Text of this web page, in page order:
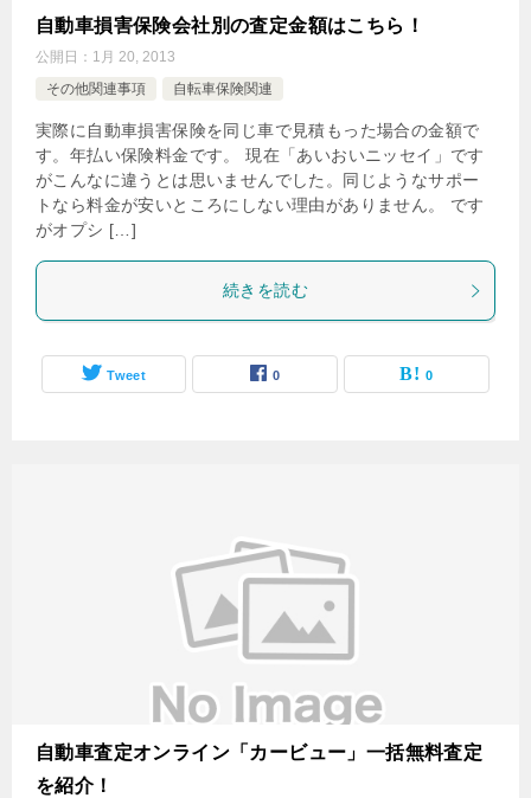
自動車損害保険会社別の査定金額はこちら！
公開日： 1月 20, 2013
その他関連事項
自転車保険関連
実際に自動車損害保険を同じ車で見積もった場合の金額で
す。年払い保険料金です。 現在「あいおいニッセイ」です
がこんなに違うとは思いませんでした。同じようなサポー
トなら料金が安いところにしない理由がありません。 です
がオプシ […]
続きを読む
Tweet 0 0
自動車査定オンライン「カービュー」一括無料査定
を紹介！